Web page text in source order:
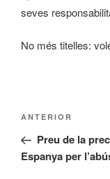
seves
No més titelles:
Navegació
Entrada
anterior
ANTERIOR
Preu de la
Espanya per